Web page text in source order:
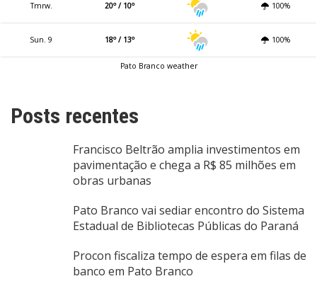
Tmrw. 20º / 10º 100%
Sun. 9 18º / 13º 100%
Pato Branco weather
Posts recentes
Francisco Beltrão amplia investimentos em
pavimentação e chega a R$ 85 milhões em
obras urbanas
Pato Branco vai sediar encontro do Sistema
Estadual de Bibliotecas Públicas do Paraná
Procon fiscaliza tempo de espera em filas de
banco em Pato Branco